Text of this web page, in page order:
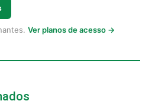
Ver planos de acesso →